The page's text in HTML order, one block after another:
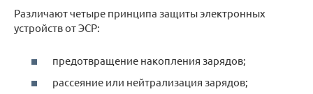
Различают четыре принципа защиты электронных
устройств от ЭСР:
предотвращение накопления зарядов;
рассеяние или нейтрализация зарядов;